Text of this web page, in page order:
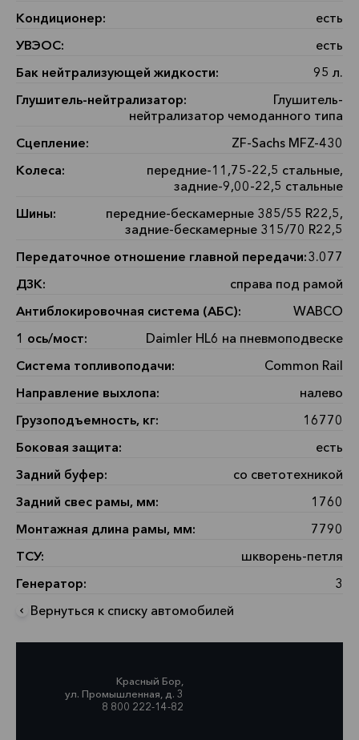
Кондиционер:
есть
УВЭОС:
есть
Бак нейтрализующей жидкости:
95 л.
Глушитель-нейтрализатор:
Глушитель-
нейтрализатор чемоданного типа
Сцепление:
ZF-Sachs MFZ-430
Колеса:
передние-11,75-22,5 стальные,
задние-9,00-22,5 стальные
Шины:
передние-бескамерные 385/55 R22,5,
задние-бескамерные 315/70 R22,5
Передаточное отношение главной передачи:3.077
ДЗК:
справа под рамой
Антиблокировочная система (АБС):
WABCO
1 ось/мост:
Daimler HL6 на пневмоподвеске
Система топливоподачи:
Common Rail
Направление выхлопа:
налево
Грузоподъемность, кг:
16770
Боковая защита:
есть
Задний буфер:
со светотехникой
Задний свес рамы, мм:
1760
Монтажная длина рамы, мм:
7790
ТСУ:
шкворень-петля
Генератор:
3
Вернуться к списку автомобилей
Красный Бор,
ул. Промышленная, д. 3
8 800 222-14-82